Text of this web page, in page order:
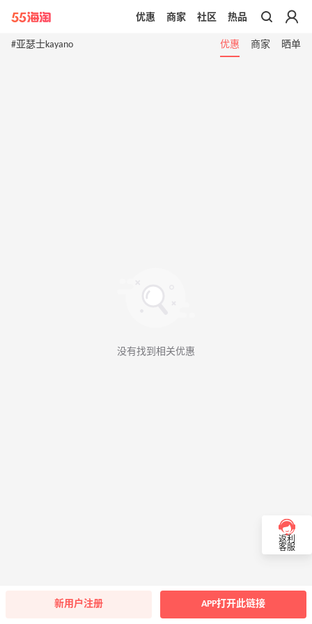
带你去官网买正品
优惠 商家 社区 热品
#亚瑟士kayano 优惠 商家 晒单
没有找到相关优惠
返利
客服
新用户注册 APP打开此链接